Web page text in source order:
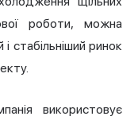
роботи, можна
стабільніший ринок
використовує